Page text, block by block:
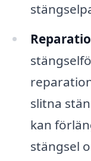
slitna
kan
stängsel